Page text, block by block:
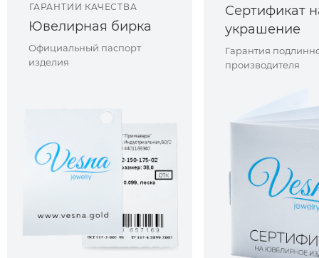
ГАРАНТИИ КАЧЕСТВА
Ювелирная бирка
Официальный паспорт
изделия
Сертификат
украшение
Гарантия
производителя